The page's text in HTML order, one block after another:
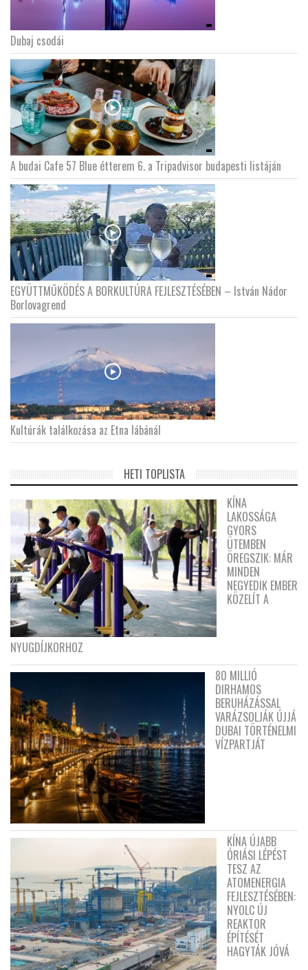
Dubaj csodái
A budai Cafe 57 Blue étterem 6. a Tripadvisor budapesti listáján
EGYÜTTMŰKÖDÉS A BORKULTÚRA FEJLESZTÉSÉBEN – István Nádor
Borlovagrend
Kultúrák találkozása az Etna lábánál
HETI TOPLISTA
KÍNA
LAKOSSÁGA
GYORS
ÜTEMBEN
ÖREGSZIK: MÁR
MINDEN
NEGYEDIK EMBER
KÖZELÍT A
NYUGDÍJKORHOZ
80 MILLIÓ
DIRHAMOS
BERUHÁZÁSSAL
VARÁZSOLJÁK ÚJJÁ
DUBAI TÖRTÉNELMI
VÍZPARTJÁT
KÍNA ÚJABB
ÓRIÁSI LÉPÉST
TESZ AZ
ATOMENERGIA
FEJLESZTÉSÉBEN:
NYOLC ÚJ
REAKTOR
ÉPÍTÉSÉT
HAGYTÁK JÓVÁ